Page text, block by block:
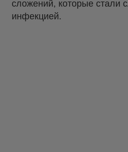
сложений, которые стали
инфекцией.